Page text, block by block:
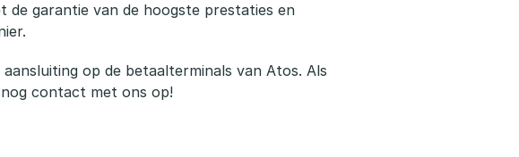
de garantie van de hoogste prestaties en
op de betaalterminals van Atos. Als
contact met ons op!